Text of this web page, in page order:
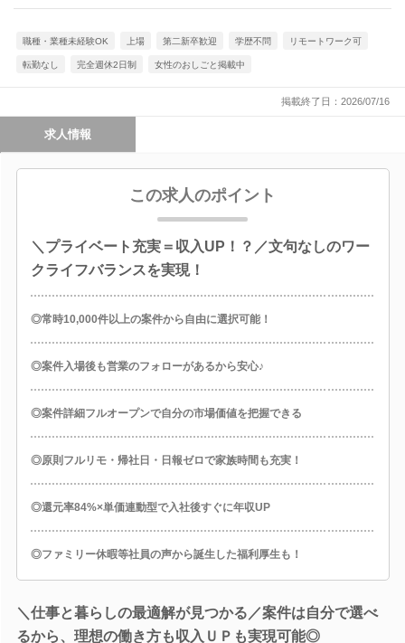
職種・業種未経験OK 上場 第二新卒歓迎 学歴不問 リモートワーク可
転勤なし 完全週休2日制 女性のおしごと掲載中
掲載終了日：2026/07/16
求人情報
この求人のポイント
＼プライベート充実＝収入UP！？／文句なしのワー
クライフバランスを実現！
◎常時10,000件以上の案件から自由に選択可能！
◎案件入場後も営業のフォローがあるから安心♪
◎案件詳細フルオープンで自分の市場価値を把握できる
◎原則フルリモ・帰社日・日報ゼロで家族時間も充実！
◎還元率84%×単価連動型で入社後すぐに年収UP
◎ファミリー休暇等社員の声から誕生した福利厚生も！
＼仕事と暮らしの最適解が見つかる／案件は自分で選べ
るから、理想の働き方も収入ＵＰも実現可能◎